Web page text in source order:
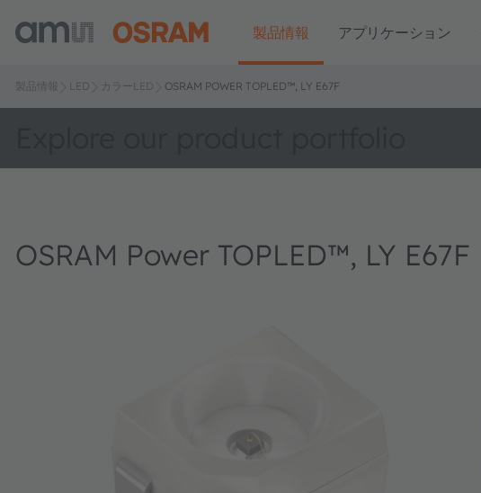
製品情報 アプリケーション
製品情報 LED カラーLED OSRAM POWER TOPLED™, LY E67F
OSRAM Power TOPLED™, LY E67F